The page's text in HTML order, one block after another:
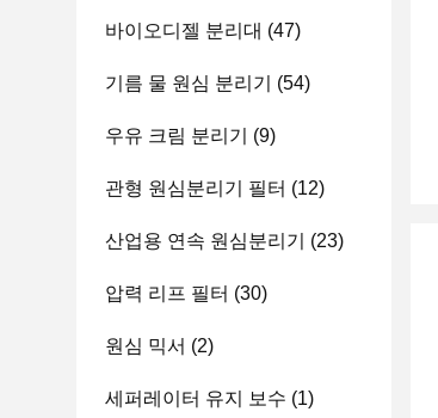
바이오디젤 분리대 (47)
기름 물 원심 분리기 (54)
우유 크림 분리기 (9)
관형 원심분리기 필터 (12)
산업용 연속 원심분리기 (23)
압력 리프 필터 (30)
원심 믹서 (2)
세퍼레이터 유지 보수 (1)